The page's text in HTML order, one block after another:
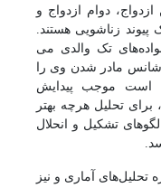
دوام ازدواج و
پیوند زناشویی هستند.
تک والدی می
مادر شدن وی را
است موجب پیدایش
تحلیل هر‌چه بهتر
تشکیل و انحلال
تحلیل‌های آماری و نیز